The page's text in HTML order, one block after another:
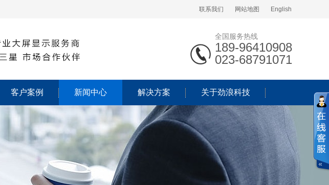
联系我们 网站地图 English
全国服务热线
189-96410908
023-68791071
客户案例 新闻中心 解决方案 关于劲浪科技